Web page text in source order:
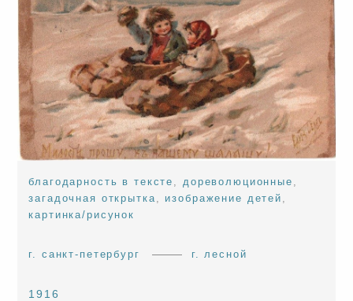
благодарность в тексте дореволюционные
загадочная открытка
изображение детей
картинка/рисунок
г. санкт-петербург г. лесной
1916